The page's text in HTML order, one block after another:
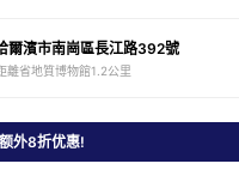
爾濱市南崗區長江路392號
離省地質博物館1.2公里
外8折优惠!